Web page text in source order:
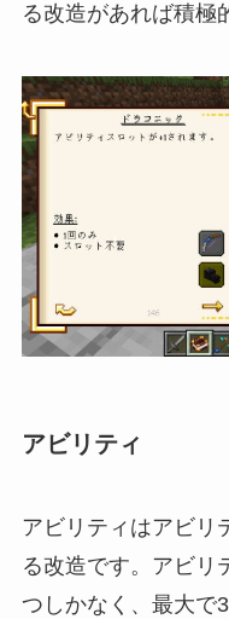
る改造があれば積極
アビリティ
アビリティはアビリ
る改造です。アビリ
つしかなく、最大で